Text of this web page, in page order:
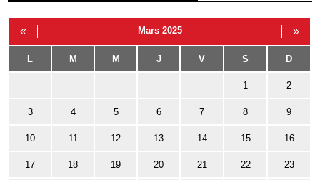
« Mars 2025 »
L M M J V S D
1 2
3 4 5 6 7 8 9
10 11 12 13 14 15 16
17 18 19 20 21 22 23